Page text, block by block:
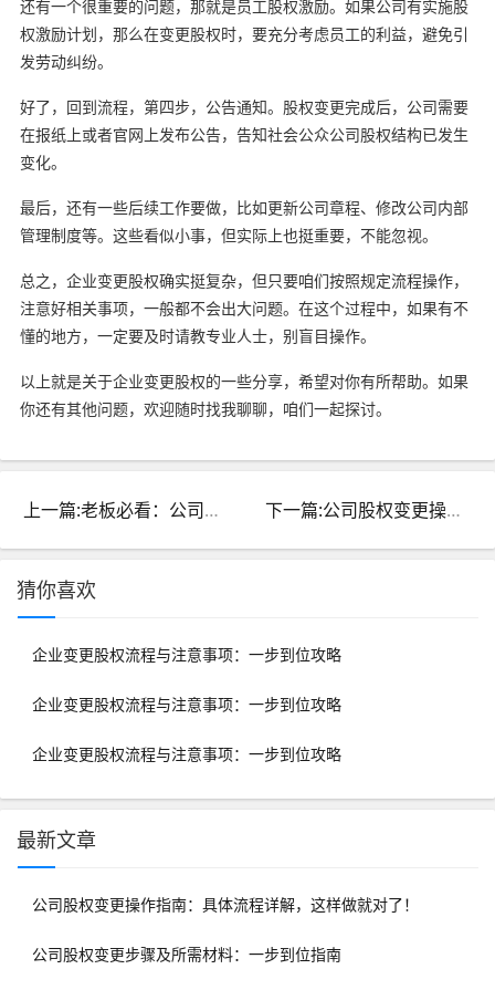
还有一个很重要的问题，那就是员工股权激励。如果公司有实施股
权激励计划，那么在变更股权时，要充分考虑员工的利益，避免引
发劳动纠纷。
好了，回到流程，第四步，公告通知。股权变更完成后，公司需要
在报纸上或者官网上发布公告，告知社会公众公司股权结构已发生
变化。
最后，还有一些后续工作要做，比如更新公司章程、修改公司内部
管理制度等。这些看似小事，但实际上也挺重要，不能忽视。
总之，企业变更股权确实挺复杂，但只要咱们按照规定流程操作，
注意好相关事项，一般都不会出大问题。在这个过程中，如果有不
懂的地方，一定要及时请教专业人士，别盲目操作。
以上就是关于企业变更股权的一些分享，希望对你有所帮助。如果
你还有其他问题，欢迎随时找我聊聊，咱们一起探讨。
上一篇:老板必看：公司股权变更程序及步骤详解 下一篇:公司股权变更操作指南：具体流程详解，这样做就对了！
猜你喜欢
企业变更股权流程与注意事项：一步到位攻略
企业变更股权流程与注意事项：一步到位攻略
企业变更股权流程与注意事项：一步到位攻略
最新文章
公司股权变更操作指南：具体流程详解，这样做就对了！
公司股权变更步骤及所需材料：一步到位指南